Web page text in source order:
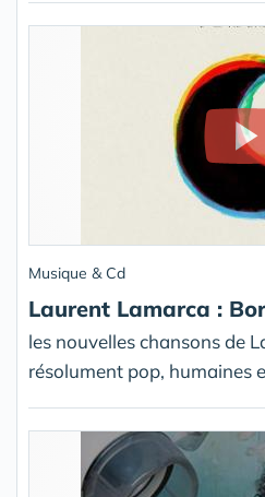
Musique & Cd
Laurent Lamarca :
les nouvelles chansons de
résolument pop, humaines